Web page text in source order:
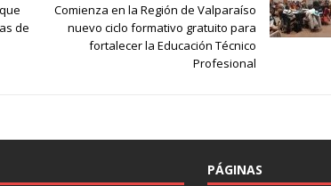
de
Comienza en la Región de Valparaíso
nuevo ciclo formativo gratuito para
fortalecer la Educación Técnico
Profesional
PÁGINAS